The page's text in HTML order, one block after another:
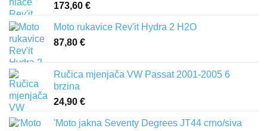
173,60 €
Moto rukavice Rev'it Hydra 2 H2O
87,80 €
Ručica mjenjača VW Passat 2001-2005 6
brzina
24,90 €
'Moto jakna Seventy Degrees JT44 crno/siva